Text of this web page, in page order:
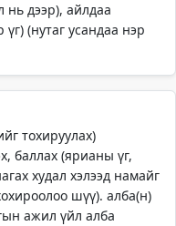
нь дээр), айлдаа
(нутаг усандаа нэр
тохируулах)
баллах (ярианы үг,
худал хэлээд намайг
шүү). алба(н)
ажил үйл алба